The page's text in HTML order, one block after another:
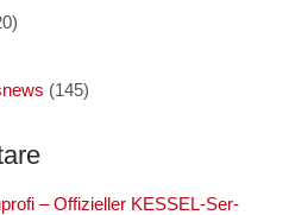
(145)
– Offi­zi­el­ler KES­SEL-Ser­